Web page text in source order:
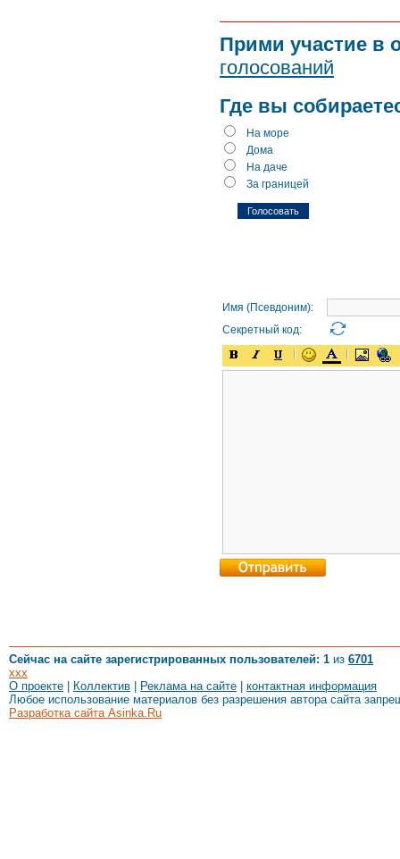
Прими участие в
голосований
Где вы
На море
Дома
На даче
За границей
Имя (Псевдоним):
Секретный код:
Сейчас на сайте зарегистрированных пользователей: 1 из 6701
xxx
О проекте
Коллектив Реклама на сайте
контактная информация
Любое использование материалов без разрешения автора сайта
Разработка сайта Asinka.Ru